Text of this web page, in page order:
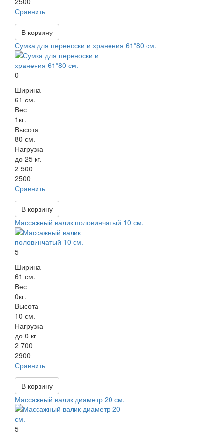
Сравнить
В корзину
Сумка для переноски и хранения 61*80 см.
0
Ширина
61 см.
Вес
1кг.
Высота
80 см.
Нагрузка
до 25 кг.
2 500
2500
Сравнить
В корзину
Массажный валик половинчатый 10 см.
5
Ширина
61 см.
Вес
0кг.
Высота
10 см.
Нагрузка
до 0 кг.
2 700
2900
Сравнить
В корзину
Массажный валик диаметр 20 см.
5